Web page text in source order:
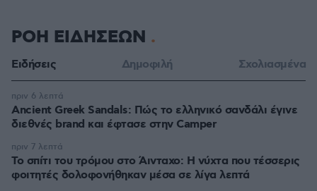
ΡΟΗ ΕΙΔΗΣΕΩΝ
Ειδήσεις Δημοφιλή Σχολιασμένα
Ancient Greek Sandals: Πώς το ελληνικό σανδάλι έγινε
διεθνές brand και έφτασε στην Camper
πριν 6 λεπτά
Το σπίτι του τρόμου στο Άινταχο: Η νύχτα που τέσσερις
φοιτητές δολοφονήθηκαν μέσα σε λίγα λεπτά
πριν 7 λεπτά